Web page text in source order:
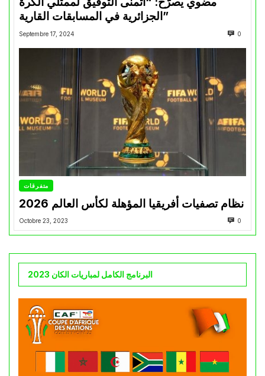
الجزائرية في المسابقات القارية”
Septembre 17, 2024 0
متفرقات
نظام تصفيات أفريقيا المؤهلة لكأس العالم 2026
Octobre 23, 2023 0
البرنامج الكامل لمباريات الكان 2023